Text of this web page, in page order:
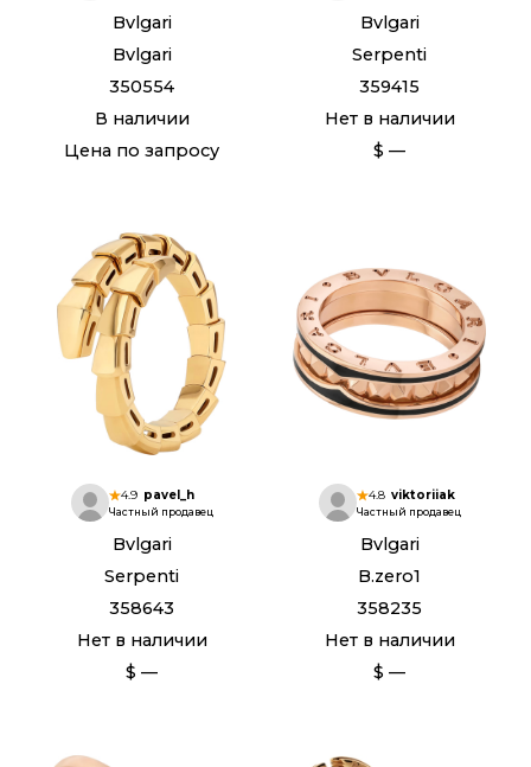
Bvlgari
Bvlgari
350554
В наличии
Цена по запросу
Bvlgari
Serpenti
359415
Нет в наличии
$ —
4.9 pavel_h
Частный продавец
Bvlgari
Serpenti
358643
Нет в наличии
$ —
4.8 viktoriiak
Частный продавец
Bvlgari
B.zero1
358235
Нет в наличии
$ —